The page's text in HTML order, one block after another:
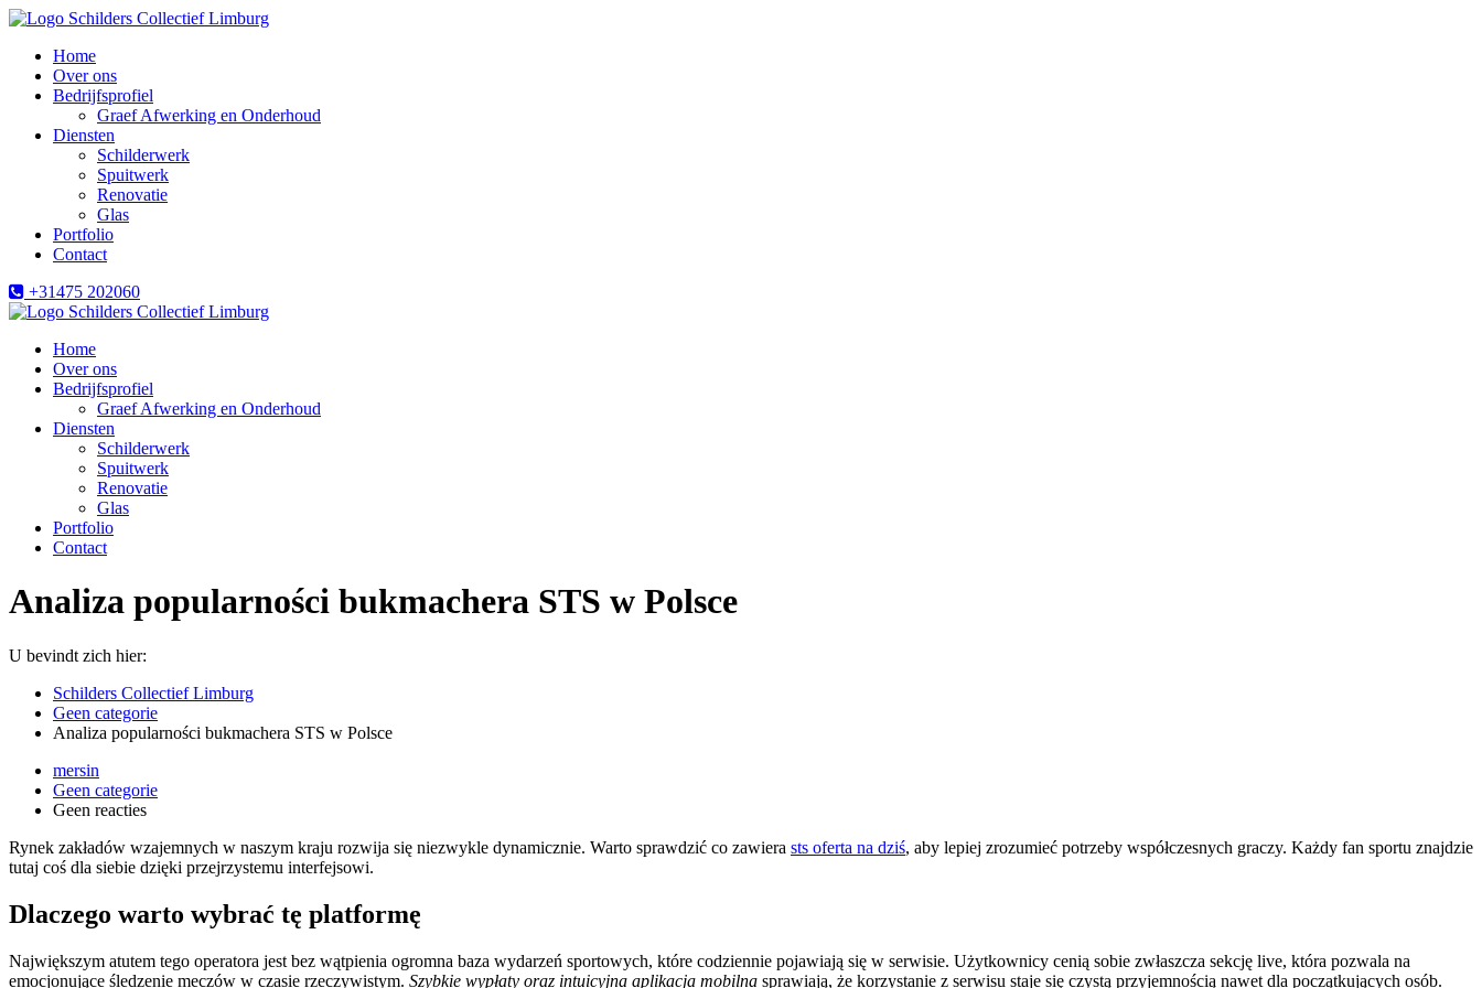
Home
Over ons
Bedrijfsprofiel
Graef Afwerking en Onderhoud
Diensten
Schilderwerk
Spuitwerk
Renovatie
Glas
Portfolio
Contact
+31475 202060
Home
Over ons
Bedrijfsprofiel
Graef Afwerking en Onderhoud
Diensten
Schilderwerk
Spuitwerk
Renovatie
Glas
Portfolio
Contact
Analiza popularności bukmachera STS w Polsce
U bevindt zich hier:
Schilders Collectief Limburg
Geen categorie
Analiza popularności bukmachera STS w Polsce
mersin
Geen categorie
Geen reacties
Rynek zakładów wzajemnych w naszym kraju rozwija się niezwykle dynamicznie. Warto sprawdzić co zawiera sts oferta na dziś, aby lepiej zrozumieć potrzeby współczesnych graczy. Każdy fan sportu znajdzie
tutaj coś dla siebie dzięki przejrzystemu interfejsowi.
Dlaczego warto wybrać tę platformę
Największym atutem tego operatora jest bez wątpienia ogromna baza wydarzeń sportowych, które codziennie pojawiają się w serwisie. Użytkownicy cenią sobie zwłaszcza sekcję live, która pozwala na
emocjonujące śledzenie meczów w czasie rzeczywistym. Szybkie wypłaty oraz intuicyjna aplikacja mobilna sprawiają, że korzystanie z serwisu staje się czystą przyjemnością nawet dla początkujących osób.